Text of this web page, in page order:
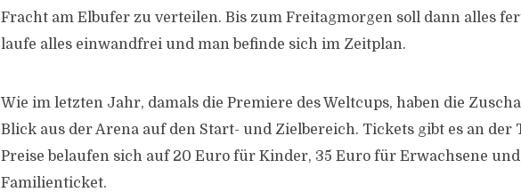
Fracht am Elbufer zu verteilen. Bis zum Freitagmorgen soll dann alles
laufe alles einwandfrei und man befinde sich im Zeitplan.
Wie im letzten Jahr, damals die Premiere des Weltcups, haben die
Blick aus der Arena auf den Start- und Zielbereich. Tickets gibt es an der
Preise belaufen sich auf 20 Euro für Kinder, 35 Euro für Erwachsene
Familienticket.